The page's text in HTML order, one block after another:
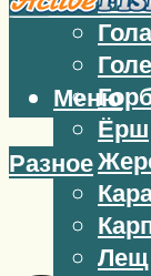
Ёрш
Лещ
Меню
Разное